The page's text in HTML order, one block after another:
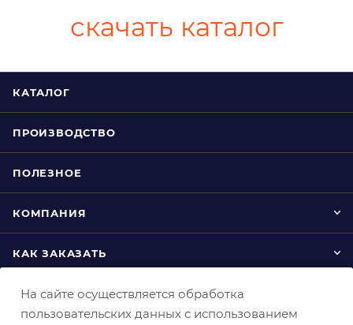
скачать каталог
КАТАЛОГ
ПРОИЗВОДСТВО
ПОЛЕЗНОЕ
КОМПАНИЯ
КАК ЗАКАЗАТЬ
На сайте осуществляется обработка
пользовательских данных с использованием